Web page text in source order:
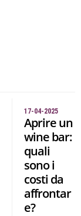
17-04-2025
Aprire un
wine bar:
quali
sono i
costi da
affrontar
e?